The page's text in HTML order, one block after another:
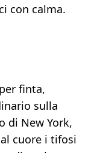
con calma.
finta,
sulla
di New York,
cuore i tifosi